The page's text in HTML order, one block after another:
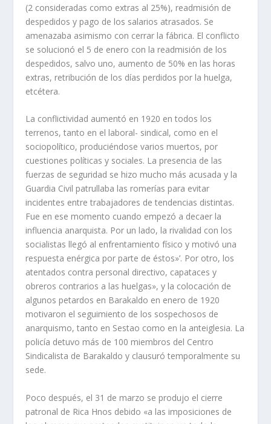
(2 consideradas como extras al 25%), readmisión de
despedidos y pago de los salarios atrasados. Se
amenazaba asimismo con cerrar la fábrica. El con­flicto
se solucionó el 5 de enero con la readmisión de los
despedidos, salvo uno, aumento de 50% en las horas
extras, retribución de los dí­as perdidos por la huelga,
etcétera.
La conflictividad aumentó en 1920 en todos los
terrenos, tanto en el laboral- sindical, como en el
sociopolí­tico, produciéndose varios muertos, por
cuestio­nes polí­ticas y sociales. La presencia de las
fuerzas de seguridad se hizo mucho más acusada y la
Guardia Civil patrullaba las romerí­as para evitar
incidentes entre trabajadores de tendencias distintas.
Fue en ese momento cuando empe­zó a decaer la
influencia anarquista. Por un lado, la rivalidad con los
socialistas llegó al enfrentamiento fí­sico y motivó una
respuesta enérgica por parte de éstos»’. Por otro, los
atentados contra personal directivo, capataces y
obreros con­trarios a las huelgas», y la colocación de
algunos petardos en Barakaldo en enero de 1920
motivaron el seguimiento de los sospechosos de
anarquismo, tanto en Sestao como en la anteiglesia. La
policí­a detuvo más de 100 miembros del Centro
Sindicalista de Barakaldo y clausuró temporalmente su
sede.
Poco después, el 31 de marzo se produjo el cierre
patronal de Rica Hnos debi­do «a las imposiciones de